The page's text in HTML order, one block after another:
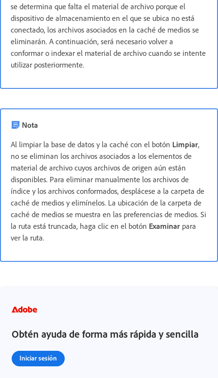
se determina que falta el material de archivo porque el
dispositivo de almacenamiento en el que se ubica no está
conectado, los archivos asociados en la caché de medios se
eliminarán. A continuación, será necesario volver a
conformar o indexar el material de archivo cuando se intente
utilizar posteriormente.
Nota
Al limpiar la base de datos y la caché con el botón Limpiar,
no se eliminan los archivos asociados a los elementos de
material de archivo cuyos archivos de origen aún están
disponibles. Para eliminar manualmente los archivos de
índice y los archivos conformados, desplácese a la carpeta de
caché de medios y elimínelos. La ubicación de la carpeta de
caché de medios se muestra en las preferencias de medios. Si
la ruta está truncada, haga clic en el botón Examinar para
ver la ruta.
Obtén ayuda de forma más rápida y sencilla
Iniciar sesión